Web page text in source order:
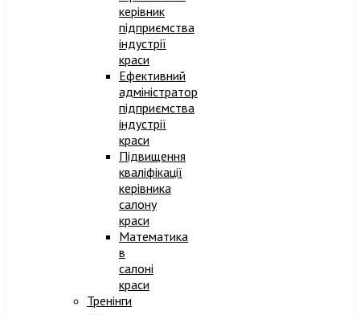
керівник
підприємства
індустрії
краси
Ефективний
адміністратор
підприємства
індустрії
краси​
Підвищення
кваліфікації
керівника
салону
краси
Математика
в
салоні
краси
Тренінги